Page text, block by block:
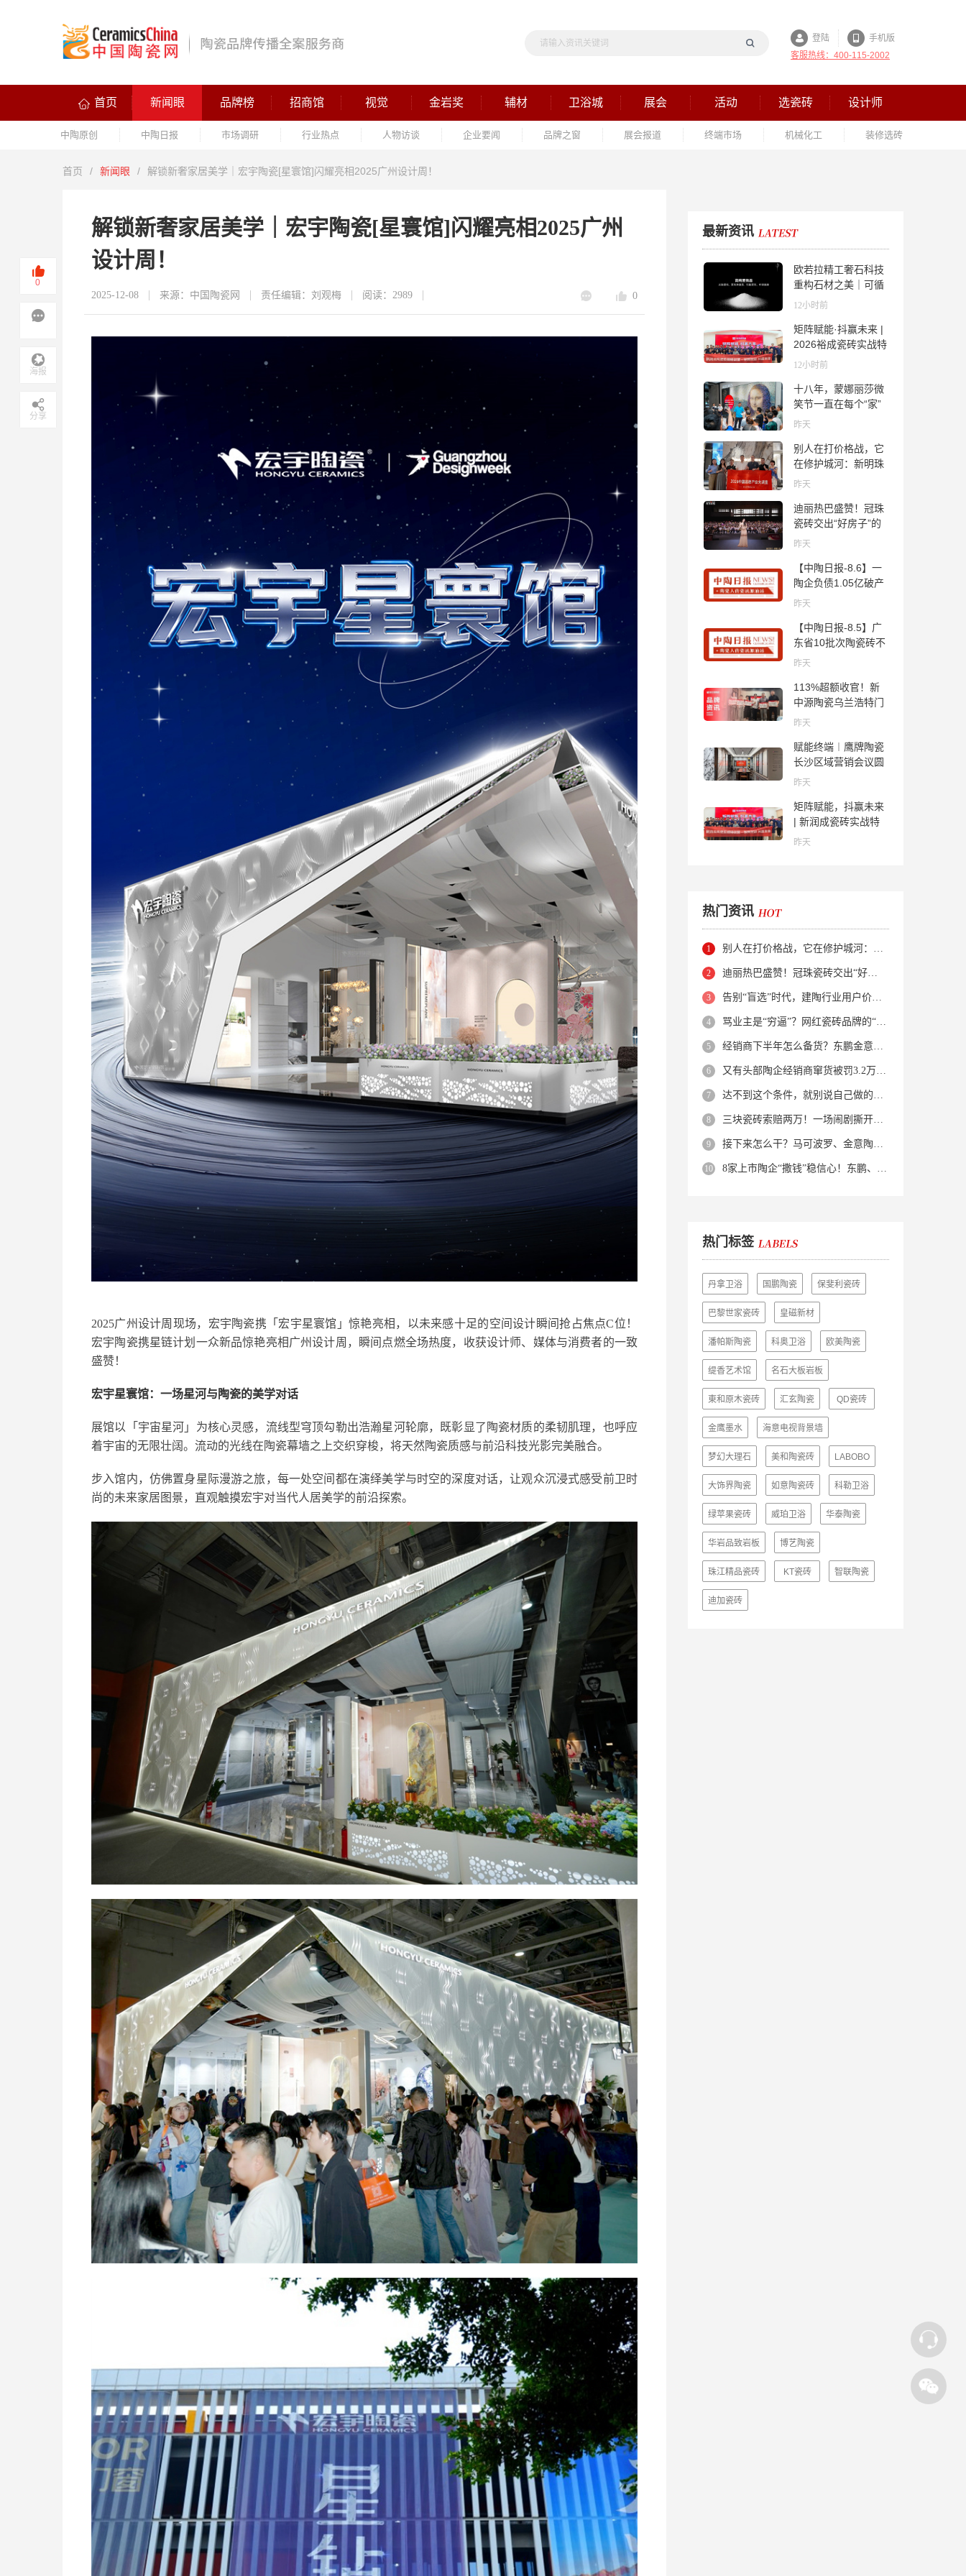
登陆
手机版
客服热线：400-115-2002
首页 新闻眼 品牌榜 招商馆 视觉 金岩奖 辅材 卫浴城 展会 活动 选瓷砖 设计师
中陶原创 中陶日报 市场调研 行业热点 人物访谈 企业要闻 品牌之窗 展会报道 终端市场 机械化工 装修选砖
首页 / 新闻眼 / 解锁新奢家居美学｜宏宇陶瓷[星寰馆]闪耀亮相2025广州设计周！
解锁新奢家居美学｜宏宇陶瓷[星寰馆]闪耀亮相2025广州
设计周！
2025-12-08 来源：中国陶瓷网 责任编辑：刘观梅 阅读：2989 0
2025广州设计周现场，宏宇陶瓷携「宏宇星寰馆」惊艳亮相，以未来感十足的空间设计瞬间抢占焦点C位！
宏宇陶瓷携星链计划一众新品惊艳亮相广州设计周，瞬间点燃全场热度，收获设计师、媒体与消费者的一致
盛赞！
宏宇星寰馆：一场星河与陶瓷的美学对话
展馆以「宇宙星河」为核心灵感，流线型穹顶勾勒出浩瀚星河轮廓，既彰显了陶瓷材质的柔韧肌理，也呼应
着宇宙的无限壮阔。流动的光线在陶瓷幕墙之上交织穿梭，将天然陶瓷质感与前沿科技光影完美融合。
步入馆内，仿佛置身星际漫游之旅，每一处空间都在演绎美学与时空的深度对话，让观众沉浸式感受前卫时
尚的未来家居图景，直观触摸宏宇对当代人居美学的前沿探索。
最新资讯
欧若拉精工奢石科技
重构石材之美｜可循
环高纯度微晶，重新
12小时前
矩阵赋能·抖赢未来 |
2026裕成瓷砖实战特
训营圆满收官
12小时前
十八年，蒙娜丽莎微
笑节一直在每个“家”
的故事里
昨天
别人在打价格战，它
在修护城河：新明珠
岩板的逆势密码
昨天
迪丽热巴盛赞！冠珠
瓷砖交出“好房子”的
标准答卷
昨天
【中陶日报-8.6】一
陶企负债1.05亿破产
清算；东鹏拟延长基
开展建陶行业能效领
跑者企业推荐工作
昨天
【中陶日报-8.5】广
东省10批次陶瓷砖不
合格；科达购买特福
过；蒙娜丽莎5千万
回购股份；建霖家居
海外产能突破18亿元
昨天
113%超额收官！新
中源陶瓷乌兰浩特门
店周年活动圆满落幕
昨天
赋能终端︱鹰牌陶瓷
长沙区域营销会议圆
满举行，共探渠道拓
昨天
矩阵赋能，抖赢未来
| 新润成瓷砖实战特
训营成功举办，吹响
昨天
热门资讯
别人在打价格战，它在修护城河：新明珠岩板的逆势密码
迪丽热巴盛赞！冠珠瓷砖交出“好房子”的标准答卷
告别“盲选”时代，建陶行业用户价值正在被改写！
骂业主是“穷逼”？网红瓷砖品牌的“真实面目”被揭开了！
经销商下半年怎么备货？东鹏金意陶马可波罗等10大品牌集体亮剑
又有头部陶企经销商窜货被罚3.2万！品牌区域保护岌岌可危？
达不到这个条件，就别说自己做的是质感砖！
三块瓷砖索赔两万！一场闹剧撕开了装修“碰瓷”的遮羞布
接下来怎么干？马可波罗、金意陶、蒙娜丽莎、箭牌、欧神诺、宏宇…
8家上市陶企“撒钱”稳信心！东鹏、蒙娜丽莎等启动回购增持
热门标签
丹拿卫浴 国鹏陶瓷 保斐利瓷砖
巴黎世家瓷砖 皇磁新材
潘帕斯陶瓷 科奥卫浴 欧美陶瓷
缇香艺术馆 名石大板岩板
東和原木瓷砖 汇玄陶瓷 QD瓷砖
金鹰墨水 海意电视背景墙
梦幻大理石 美和陶瓷砖 LABOBO
大饰界陶瓷 如意陶瓷砖 科勒卫浴
绿苹果瓷砖 威珀卫浴 华泰陶瓷
华岩品致岩板 博艺陶瓷
珠江精品瓷砖 KT瓷砖 智联陶瓷
迪加瓷砖
0
海报
分享